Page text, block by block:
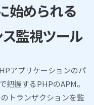
始められる
監視ツール
アプリケーションのパ
把握するPHPのAPM。
トランザクションを監